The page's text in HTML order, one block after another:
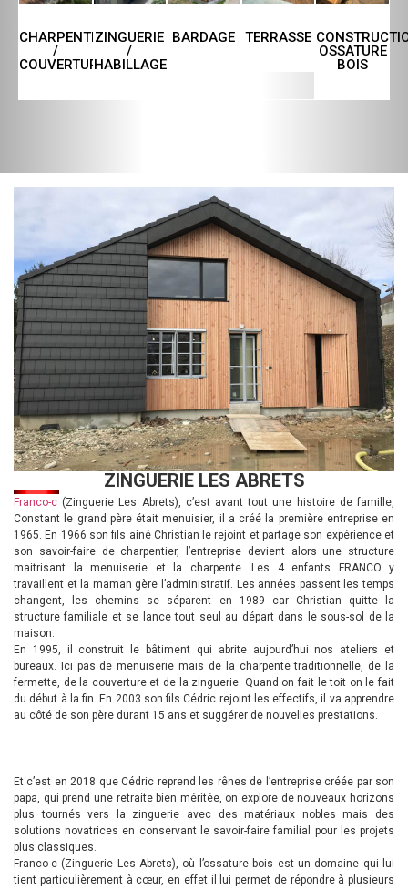
CHARPENTE
/
COUVERTURE
ZINGUERIE
/
HABILLAGE
BARDAGE TERRASSE
OSSATURE
BOIS
ZINGUERIE LES ABRETS
Franco-c (Zinguerie Les Abrets), c’est avant tout une histoire de famille,
Constant le grand père était menuisier, il a créé la première entreprise en
1965. En 1966 son fils ainé Christian le rejoint et partage son expérience et
son savoir-faire de charpentier, l’entreprise devient alors une structure
maitrisant la menuiserie et la charpente. Les 4 enfants FRANCO y
travaillent et la maman gère l’administratif. Les années passent les temps
changent, les chemins se séparent en 1989 car Christian quitte la
structure familiale et se lance tout seul au départ dans le sous-sol de la
maison.
En 1995, il construit le bâtiment qui abrite aujourd’hui nos ateliers et
bureaux. Ici pas de menuiserie mais de la charpente traditionnelle, de la
fermette, de la couverture et de la zinguerie. Quand on fait le toit on le fait
du début à la fin. En 2003 son fils Cédric rejoint les effectifs, il va apprendre
au côté de son père durant 15 ans et suggérer de nouvelles prestations.
Et c’est en 2018 que Cédric reprend les rênes de l’entreprise créée par son
papa, qui prend une retraite bien méritée, on explore de nouveaux horizons
plus tournés vers la zinguerie avec des matériaux nobles mais des
solutions novatrices en conservant le savoir-faire familial pour les projets
plus classiques.
Franco-c (Zinguerie Les Abrets), où l’ossature bois est un domaine qui lui
tient particulièrement à cœur, en effet il lui permet de répondre à plusieurs